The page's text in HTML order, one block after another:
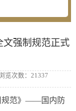
文强制规范正式
览次数：21337
规范》——国内防